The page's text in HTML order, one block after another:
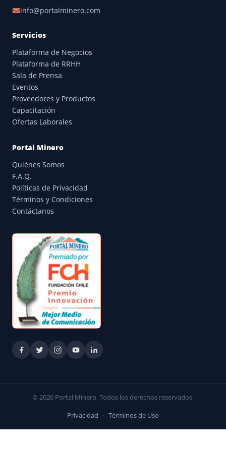
info@portalminero.com
Servicios
Plataforma de Negocios
Plataforma de RRHH
Sala de Prensa
Eventos
Proveedores y Productos
Capacitación
Ofertas Laborales
Portal Minero
Quiénes Somos
F.A.Q.
Políticas de Privacidad
Términos y Condiciones
Contáctanos
© 2026 Portal Minero. Todos los derechos reservados.
Privacidad · Términos de Uso